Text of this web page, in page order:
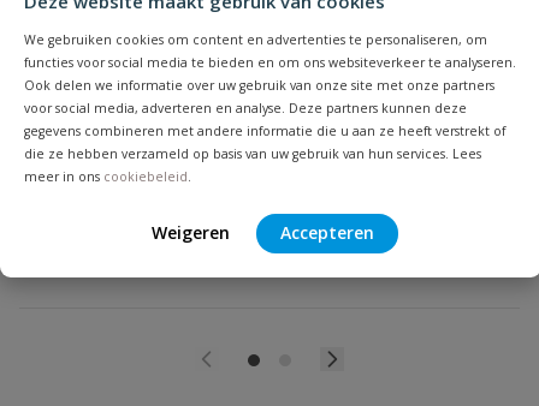
We gebruiken cookies om content en advertenties te personaliseren, om
functies voor social media te bieden en om ons websiteverkeer te analyseren.
Ook delen we informatie over uw gebruik van onze site met onze partners
voor social media, adverteren en analyse. Deze partners kunnen deze
gegevens combineren met andere informatie die u aan ze heeft verstrekt of
die ze hebben verzameld op basis van uw gebruik van hun services. Lees
meer in ons cookiebeleid.
Weigeren Accepteren
Beoordeling versturen
Kolmat® Fibre Seal afdichtingstape
Vezelversterkte afdichtingsband voor schroefdraadverbindingen,
nastelbaar >180°.
Op voorraad